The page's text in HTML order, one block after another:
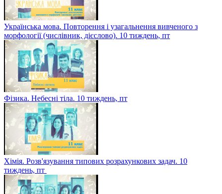
Українська мова. Повторення і узагальнення вивченого з
морфології (числівник, дієслово). 10 тиждень, пт
Фізика. Небесні тіла. 10 тиждень, пт
Хімія. Розв'язування типових розрахункових задач. 10
тиждень, пт